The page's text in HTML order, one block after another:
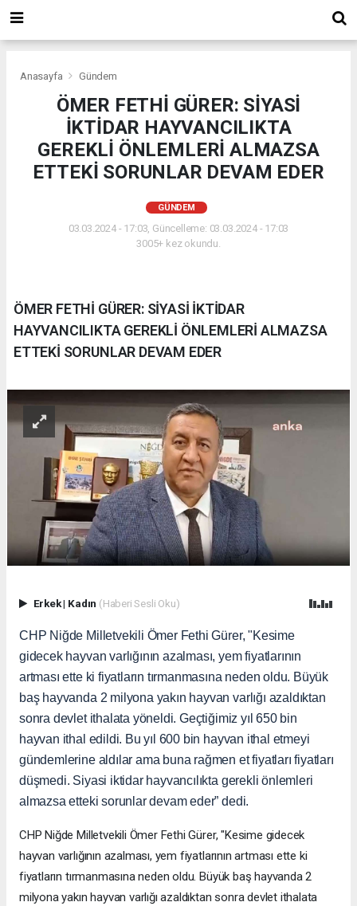
Anasayfa Gündem
ÖMER FETHİ GÜRER: SİYASİ
İKTİDAR HAYVANCILIKTA
GEREKLİ ÖNLEMLERİ ALMAZSA
ETTEKİ SORUNLAR DEVAM EDER
GÜNDEM
03.03.2024 - 17:03, Güncelleme: 03.03.2024 - 17:03
3005+ kez okundu.
ÖMER FETHİ GÜRER: SİYASİ İKTİDAR
HAYVANCILIKTA GEREKLİ ÖNLEMLERİ ALMAZSA
ETTEKİ SORUNLAR DEVAM EDER
Erkek| Kadın (Haberi Sesli Oku)
CHP Niğde Milletvekili Ömer Fethi Gürer, "Kesime
gidecek hayvan varlığının azalması, yem fiyatlarının
artması ette ki fiyatların tırmanmasına neden oldu. Büyük
baş hayvanda 2 milyona yakın hayvan varlığı azaldıktan
sonra devlet ithalata yöneldi. Geçtiğimiz yıl 650 bin
hayvan ithal edildi. Bu yıl 600 bin hayvan ithal etmeyi
gündemlerine aldılar ama buna rağmen et fiyatları fiyatları
düşmedi. Siyasi iktidar hayvancılıkta gerekli önlemleri
almazsa etteki sorunlar devam eder” dedi.
CHP Niğde Milletvekili Ömer Fethi Gürer, "Kesime gidecek
hayvan varlığının azalması, yem fiyatlarının artması ette ki
fiyatların tırmanmasına neden oldu. Büyük baş hayvanda 2
milyona yakın hayvan varlığı azaldıktan sonra devlet ithalata